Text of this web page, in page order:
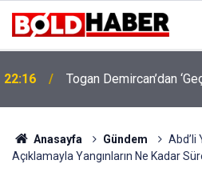
19:32 Sıcak Havalarda Ödem
Anasayfa Gündem
Abd’li
Açıklamayla Yangınların Ne Kadar